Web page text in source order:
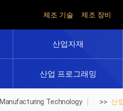
제조 기술 제조 장비
산업자재
산업 프로그래밍
Manufacturing Technology >> 산